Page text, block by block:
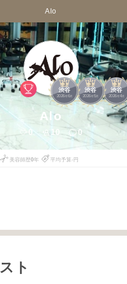
Alo
3
渋谷
2026年6月
3
渋谷
2026年5月
3
渋谷
2026年4月
Alo
0 10 0
美容師歴0年 平均予算-円
ト